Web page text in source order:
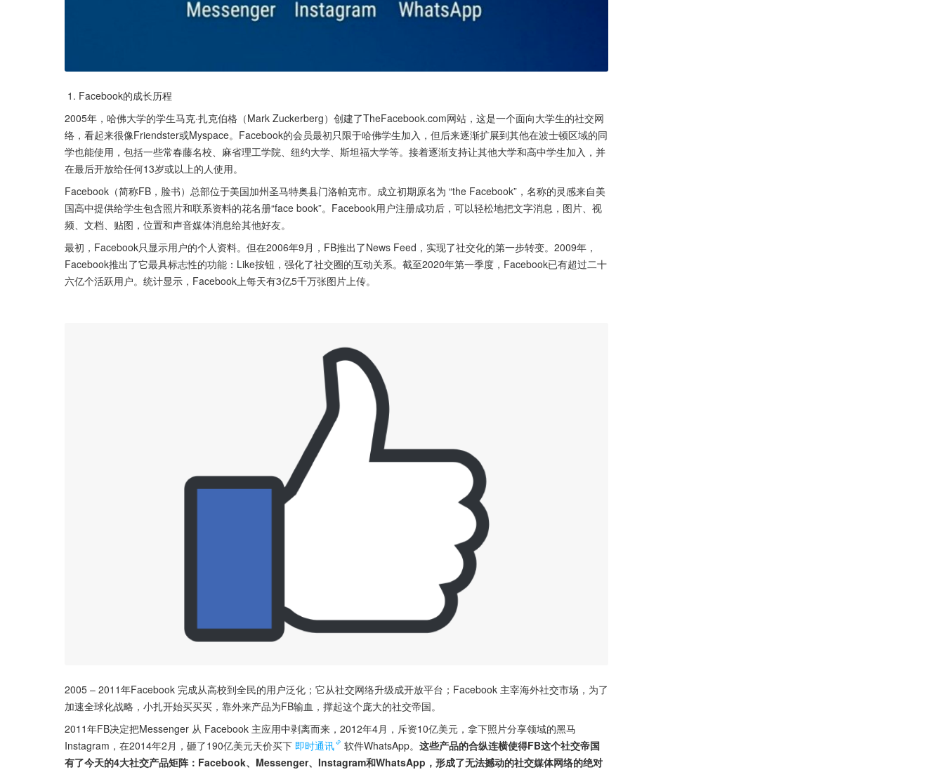
1. Facebook的成长历程
2005年，哈佛大学的学生马克·扎克伯格（Mark Zuckerberg）创建了TheFacebook.com网站，这是一个面向大学生的社交网
络，看起来很像Friendster或Myspace。Facebook的会员最初只限于哈佛学生加入，但后来逐渐扩展到其他在波士顿区域的同
学也能使用，包括一些常春藤名校、麻省理工学院、纽约大学、斯坦福大学等。接着逐渐支持让其他大学和高中学生加入，并
在最后开放给任何13岁或以上的人使用。
Facebook（简称FB，脸书）总部位于美国加州圣马特奥县门洛帕克市。成立初期原名为 “the Facebook”，名称的灵感来自美
国高中提供给学生包含照片和联系资料的花名册“face book”。Facebook用户注册成功后，可以轻松地把文字消息，图片、视
频、文档、贴图，位置和声音媒体消息给其他好友。
最初，Facebook只显示用户的个人资料。但在2006年9月，FB推出了News Feed，实现了社交化的第一步转变。2009年，
Facebook推出了它最具标志性的功能：Like按钮，强化了社交圈的互动关系。截至2020年第一季度，Facebook已有超过二十
六亿个活跃用户。统计显示，Facebook上每天有3亿5千万张图片上传。
2005 – 2011年Facebook 完成从高校到全民的用户泛化；它从社交网络升级成开放平台；Facebook 主宰海外社交市场，为了
加速全球化战略，小扎开始买买买，靠外来产品为FB输血，撑起这个庞大的社交帝国。
2011年FB决定把Messenger 从 Facebook 主应用中剥离而来，2012年4月，斥资10亿美元，拿下照片分享领域的黑马
Instagram，在2014年2月，砸了190亿美元天价买下 即时通讯 软件WhatsApp。 这些产品的合纵连横使得FB这个社交帝国
有了今天的4大社交产品矩阵：Facebook、Messenger、Instagram和WhatsApp，形成了无法撼动的社交媒体网络的绝对